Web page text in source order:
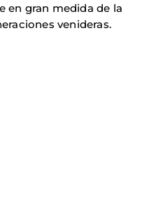
en gran medida de la
venideras.